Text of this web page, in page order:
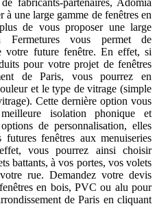
à une large gamme de fenêtres en
de vous proposer une large
Fermetures vous permet de
votre future fenêtre. En effet, si
pour votre projet de fenêtres
de Paris, vous pourrez en
et le type de vitrage (simple
Cette dernière option vous
isolation phonique et
de personnalisation, elles
futures fenêtres aux menuiseries
vous pourrez ainsi choisir
battants, à vos portes, vos volets
rue. Demandez votre devis
en bois, PVC ou alu pour
de Paris en cliquant